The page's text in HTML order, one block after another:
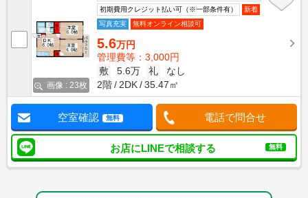
画像 : 23枚
初期費用クレジット払い可（※一部条件有）
新着
写真充実
無料オンライン相談可
5.6万円
管理費等：3,000円
敷
5.6万 礼
なし
2階
2DK 35.47㎡
空室確認 無料 電話で問合せ
お店にLINEで相談する 無料